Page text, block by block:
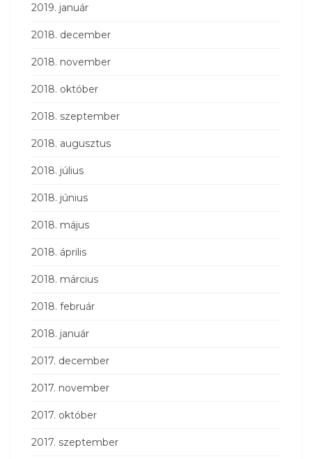
2019. január
2018. december
2018. november
2018. október
2018. szeptember
2018. augusztus
2018. július
2018. június
2018. május
2018. április
2018. március
2018. február
2018. január
2017. december
2017. november
2017. október
2017. szeptember